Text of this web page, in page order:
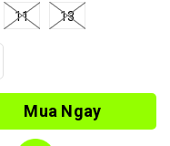
11 13
Mua Ngay